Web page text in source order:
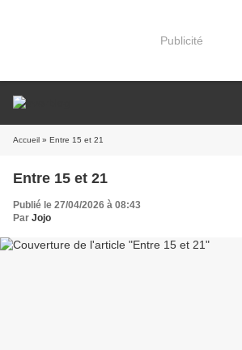
Publicité
Accueil » Entre 15 et 21
Entre 15 et 21
Publié le 27/04/2026 à 08:43
Par Jojo